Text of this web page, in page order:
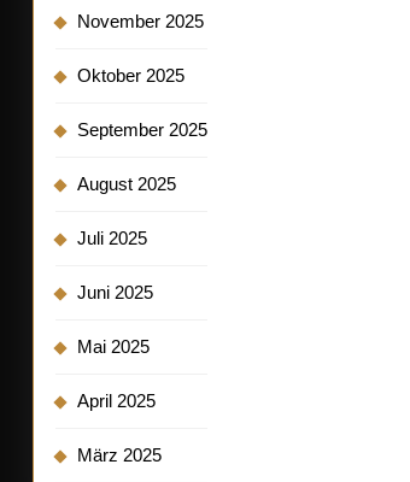
November 2025
Oktober 2025
September 2025
August 2025
Juli 2025
Juni 2025
Mai 2025
April 2025
März 2025